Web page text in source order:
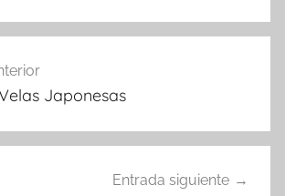
Japonesas
Entrada siguiente